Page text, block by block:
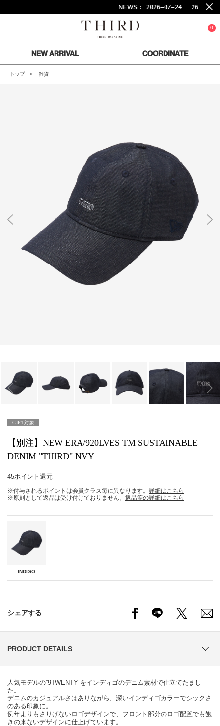
NEWS : 2026-07-24 26SS
0
NEW ARRIVAL COORDINATE
トップ 雑貨
GIFT対象
【別注】NEW ERA/920LVES TM SUSTAINABLE
DENIM "THIRD" NVY
45ポイント還元
※付与されるポイントは会員クラス毎に異なります。 詳細はこちら
※原則として返品は受け付けておりません。 返品等の詳細はこちら
INDIGO
シェアする
PRODUCT DETAILS
人気モデルの”9TWENTY”をインディゴのデニム素材で仕立てたまし
た。
デニムのカジュアルさはありながら、深いインディゴカラーでシックさ
のある印象に。
例年よりもさりげないロゴデザインで、フロント部分のロゴ配置でも飽
きの来ないデザインに仕上げています。